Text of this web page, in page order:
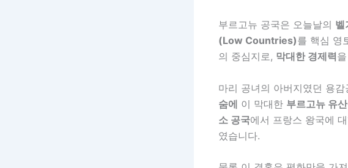
부르고뉴 공국은 오늘날의 벨
(Low Countries)를 핵심 영
의 중심지로, 막대한 경제력
마리 공녀의 아버지였던 용감
숨에 이 막대한 부르고뉴 유산
소 공국에서 프랑스 왕국에
였습니다.